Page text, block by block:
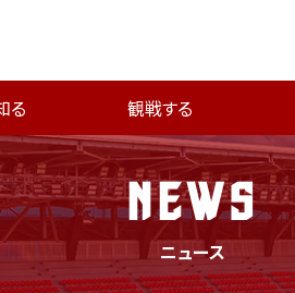
る 観戦する
NEWS
ニュース